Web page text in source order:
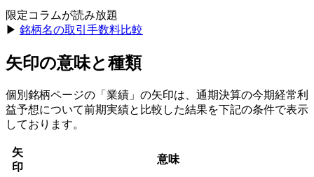
限定コラムが読み放題
▶︎ 銘柄名の取引手数料比較
矢印の意味と種類
個別銘柄ページの「業績」の矢印は、通期決算の今期経常利
益予想について前期実績と比較した結果を下記の条件で表示
しております。
矢
印
意味